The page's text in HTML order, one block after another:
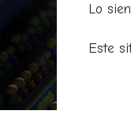
Lo
Este